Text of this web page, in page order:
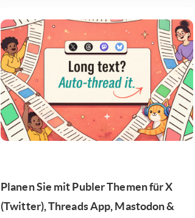
Planen Sie mit Publer Themen für X
(Twitter), Threads App, Mastodon &